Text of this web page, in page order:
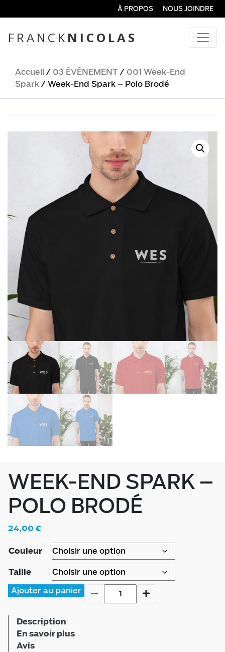
À PROPOS NOUS JOINDRE
FRANCK NICOLAS
Accueil / 03 ÉVÉNEMENT/ 001 Week-End
Spark/ Week-End Spark – Polo Brodé
WEEK-END SPARK –
POLO BRODÉ
24,00€
Couleur
Taille
Ajouter au panier
Description
En savoir plus
Avis